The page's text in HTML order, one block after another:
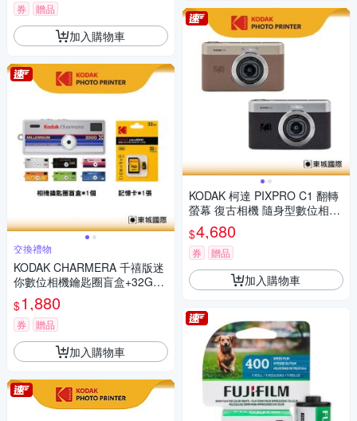
券 贈品
加入購物車
交換禮物
KODAK CHARMERA 千禧版迷
你數位相機鑰匙圈盲盒+32G記
憶卡組
$1,880
券 贈品
加入購物車
KODAK 柯達 PIXPRO C1 翻轉
螢幕 復古相機 隨身型數位相機
+ 64G記憶卡組
$4,680
券 贈品
加入購物車